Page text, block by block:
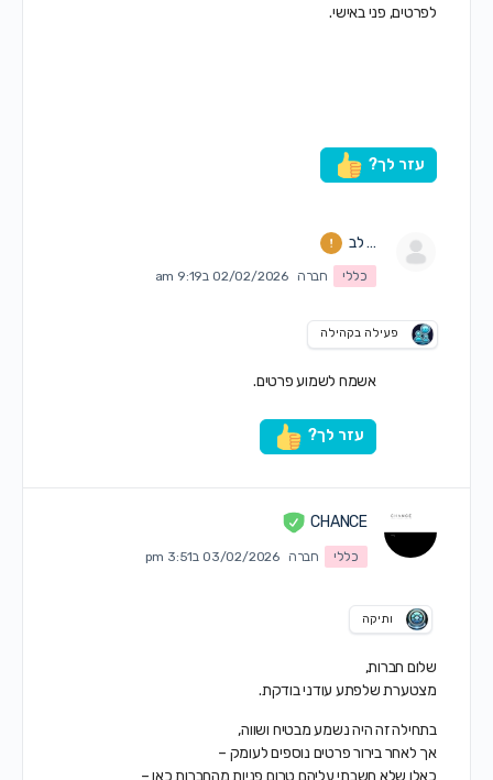
לפרטים, פני באישי.
עזר לך?
… לב
כללי חברה 02/02/2026 ב9:19 am
פעילה בקהילה
אשמח לשמוע פרטים.
עזר לך?
CHANCE
כללי חברה 03/02/2026 ב3:51 pm
ותיקה
שלום חברות,
מצטערת שלפתע עודני בודקת.
בתחילה זה היה נשמע מבטיח ושווה,
אך לאחר בירור פרטים נוספים לעומק –
כאלו שלא חשבתי עליהם טרום פניות מהחברות כאן –